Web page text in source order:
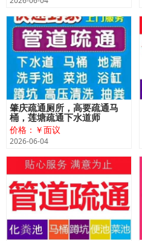
肇庆疏通厕所，高要疏通马
桶，莲塘疏通下水道师
价格：￥面议
2026-06-04